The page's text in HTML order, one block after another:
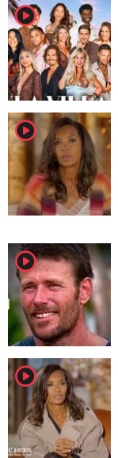
player2
player2
player2
player2